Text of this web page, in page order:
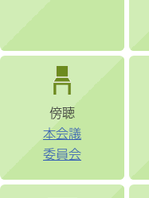
傍聴
本会議
委員会